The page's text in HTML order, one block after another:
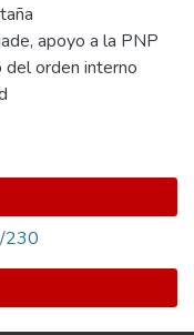
, apoyo a la PNP
orden interno
230